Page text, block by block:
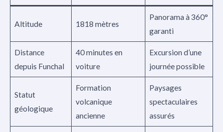
Altitude 1818 mètres
Panorama à 360°
garanti
Distance
depuis Funchal
40 minutes en
voiture
Excursion d’une
journée possible
Statut
géologique
Formation
volcanique
ancienne
Paysages
spectaculaires
assurés